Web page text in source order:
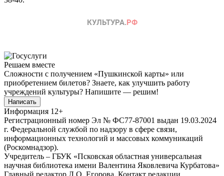
Решаем вместе
Сложности с получением «Пушкинской карты» или
приобретением билетов? Знаете, как улучшить работу
учреждений культуры? Напишите — решим!
Написать
Информация 12+
Регистрационный номер Эл № ФС77-87001 выдан 19.03.2024
г. Федеральной службой по надзору в сфере связи,
информационных технологий и массовых коммуникаций
(Роскомнадзор).
Учредитель – ГБУК «Псковская областная универсальная
научная библиотека имени Валентина Яковлевича Курбатова»
Главный редактор Л.О. Егорова. Контакт редакции